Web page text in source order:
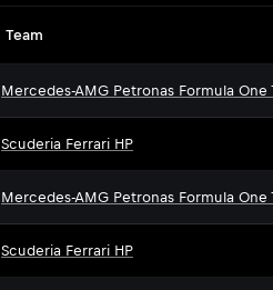
Team
Mercedes-AMG Petronas Formula One
Scuderia Ferrari HP
Mercedes-AMG Petronas Formula One
Scuderia Ferrari HP